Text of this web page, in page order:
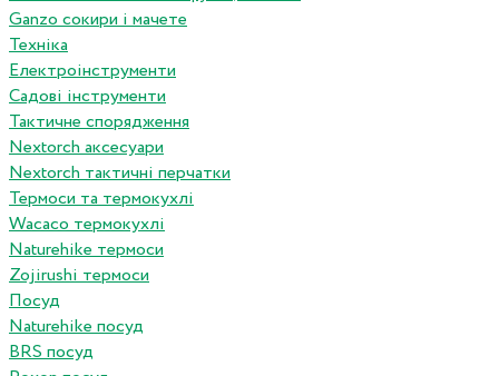
Ganzo сокири і мачете
Техніка
Електроінструменти
Садові інструменти
Тактичне спорядження
Nextorch аксесуари
Nextorch тактичні перчатки
Термоси та термокухлі
Wacaco термокухлі
Naturehike термоси
Zojirushi термоси
Посуд
Naturehike посуд
BRS посуд